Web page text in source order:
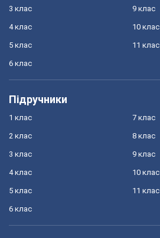
3 клас
4 клас
5 клас
6 клас
9 клас
10 клас
11 клас
Підручники
1 клас
2 клас
3 клас
4 клас
5 клас
6 клас
7 клас
8 клас
9 клас
10 клас
11 клас